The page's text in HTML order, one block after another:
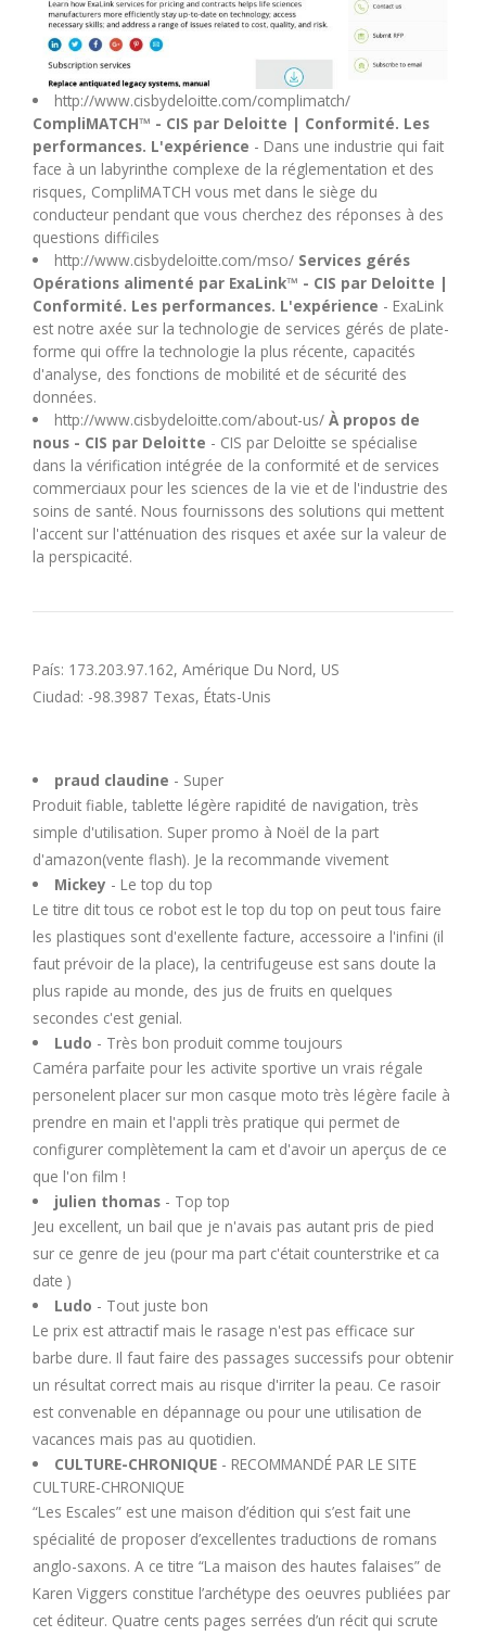
S
U
V
W
Y
Z
http://www.cisbydeloitte.com/complimatch/
CompliMATCH™ - CIS par Deloitte | Conformité. Les
performances. L'expérience - Dans une industrie qui fait
face à un labyrinthe complexe de la réglementation et des
risques, CompliMATCH vous met dans le siège du
conducteur pendant que vous cherchez des réponses à des
questions difficiles
http://www.cisbydeloitte.com/mso/ Services gérés
Opérations alimenté par ExaLink™ - CIS par Deloitte |
Conformité. Les performances. L'expérience - ExaLink
est notre axée sur la technologie de services gérés de plate-
forme qui offre la technologie la plus récente, capacités
d'analyse, des fonctions de mobilité et de sécurité des
données.
http://www.cisbydeloitte.com/about-us/ À propos de
nous - CIS par Deloitte - CIS par Deloitte se spécialise
dans la vérification intégrée de la conformité et de services
commerciaux pour les sciences de la vie et de l'industrie des
soins de santé. Nous fournissons des solutions qui mettent
l'accent sur l'atténuation des risques et axée sur la valeur de
la perspicacité.
País: 173.203.97.162, Amérique Du Nord, US
Ciudad: -98.3987 Texas, États-Unis
praud claudine - Super
Produit fiable, tablette légère rapidité de navigation, très
simple d'utilisation. Super promo à Noël de la part
d'amazon(vente flash). Je la recommande vivement
Mickey - Le top du top
Le titre dit tous ce robot est le top du top on peut tous faire
les plastiques sont d'exellente facture, accessoire a l'infini (il
faut prévoir de la place), la centrifugeuse est sans doute la
plus rapide au monde, des jus de fruits en quelques
secondes c'est genial.
Ludo - Très bon produit comme toujours
Caméra parfaite pour les activite sportive un vrais régale
personelent placer sur mon casque moto très légère facile à
prendre en main et l'appli très pratique qui permet de
configurer complètement la cam et d'avoir un aperçus de ce
que l'on film !
julien thomas- Top top
Jeu excellent, un bail que je n'avais pas autant pris de pied
sur ce genre de jeu (pour ma part c'était counterstrike et ca
date )
Ludo - Tout juste bon
Le prix est attractif mais le rasage n'est pas efficace sur
barbe dure. Il faut faire des passages successifs pour obtenir
un résultat correct mais au risque d'irriter la peau. Ce rasoir
est convenable en dépannage ou pour une utilisation de
vacances mais pas au quotidien.
CULTURE-CHRONIQUE- RECOMMANDÉ PAR LE SITE
CULTURE-CHRONIQUE
“Les Escales” est une maison d’édition qui s’est fait une
spécialité de proposer d’excellentes traductions de romans
anglo-saxons. A ce titre “La maison des hautes falaises” de
Karen Viggers constitue l’archétype des oeuvres publiées par
cet éditeur. Quatre cents pages serrées d’un récit qui scrute